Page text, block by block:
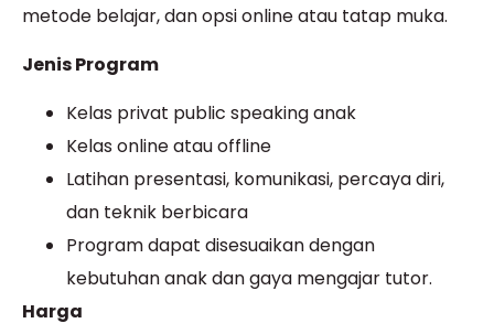
metode belajar, dan opsi online atau tatap muka.
Jenis Program
Kelas privat public speaking anak
Kelas online atau offline
Latihan presentasi, komunikasi, percaya diri,
dan teknik berbicara
Program dapat disesuaikan dengan
kebutuhan anak dan gaya mengajar tutor.
Harga